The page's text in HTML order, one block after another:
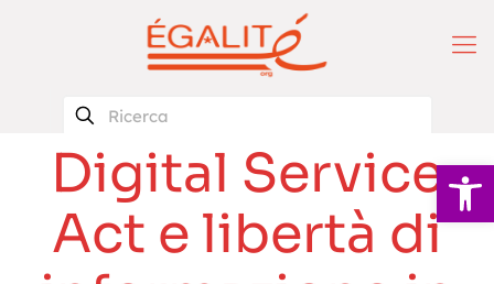
Apri la
Digital Service
Act e libertà di